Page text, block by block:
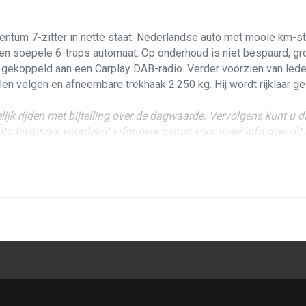
7-zitter in nette staat. Nederlandse auto met mooie
soepele 6-traps automaat. Op onderhoud is niet bespaard,
aan een Carplay DAB-radio. Verder voorzien van
velgen en afneembare trekhaak 2.250 kg. Hij wordt rijklaar
rijden met bijtelling over de dagwaarde. Vervolgens kunt u
bijzonder voordelig! Informeer gerust voor meer info over dit
geheel op punt, vrij van storingen en mankementen.
lager verbruik en stillere rij-ervaring geeft dan de oudere
Enkele normale gebruikssporen verraden de leeftijd en
interieur is het multimediasysteem van Kenwood, een mooie